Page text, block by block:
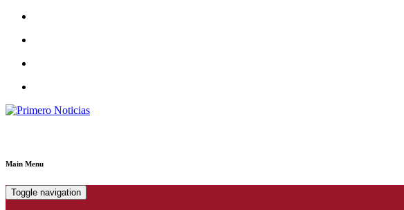
Main Menu
Toggle navigation